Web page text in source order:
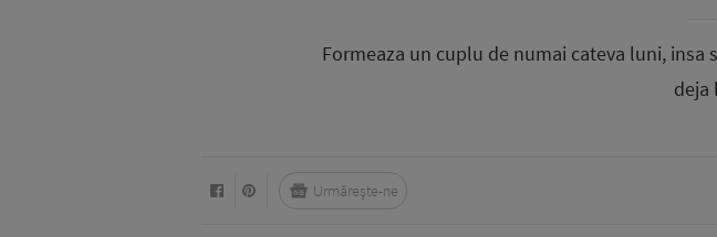
Formeaza un cuplu de numai cateva luni, insa
deja
Urmărește-ne